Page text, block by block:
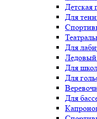
Детская
Для
Для
Ледовый
Для
Для
Для